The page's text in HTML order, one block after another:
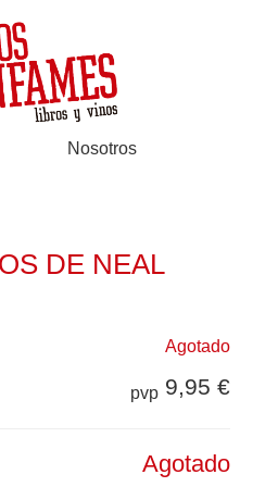
Nosotros
DE NEAL
Agotado
pvp 9,95 €
Agotado